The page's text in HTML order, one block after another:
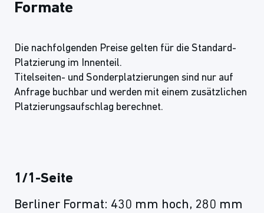
Formate
Die nachfolgenden Preise gelten für die Standard-
Platzierung im Innenteil.
Titelseiten- und Sonderplatzierungen sind nur auf
Anfrage buchbar und werden mit einem zusätzlichen
Platzierungsaufschlag berechnet.
1/1-Seite
Berliner Format: 430 mm hoch, 280 mm